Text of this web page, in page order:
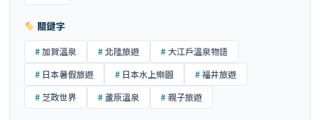
關鍵字
加賀溫泉 北陸旅遊
大江戶溫泉物語
日本暑假旅遊
日本水上樂園
福井旅遊
芝政世界
蘆原溫泉 親子旅遊